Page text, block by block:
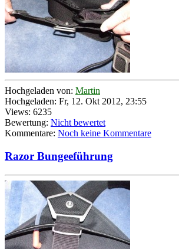
Hochgeladen von: Martin
Hochgeladen: Fr, 12. Okt 2012, 23:55
Views: 6235
Bewertung: Nicht bewertet
Kommentare: Noch keine Kommentare
Razor Bungeeführung